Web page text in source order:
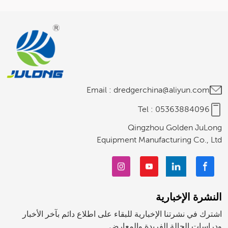
Email : dredgerchina@aliyun.com
Tel : 05363884096
Qingzhou Golden JuLong
Equipment Manufacturing Co., Ltd
النشرة الإخبارية
اشترك في نشرتنا الإخبارية للبقاء على اطلاع دائم بآخر الأخبار